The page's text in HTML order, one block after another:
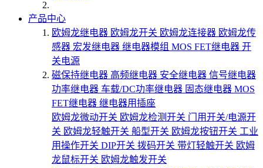
产品中心
欧姆龙继电器 欧姆龙开关 欧姆龙连接器 欧姆龙传
感器 宏发继电器 继电器模组 MOS FET继电器 开
关电源
磁保持继电器 高频继电器 安全继电器 信号继电器
功率继电器 车载/DC功率继电器 固态继电器 MOS
FET继电器 继电器用插座
欧姆龙微动开关 欧姆龙检测开关 门用开关/电源开
关 欧姆龙轻触开关 船型开关 欧姆龙按钮开关 工业
用操作开关 DIP开关 拨码开关 带灯轻触开关 欧姆
龙鼠标开关 欧姆龙触发开关